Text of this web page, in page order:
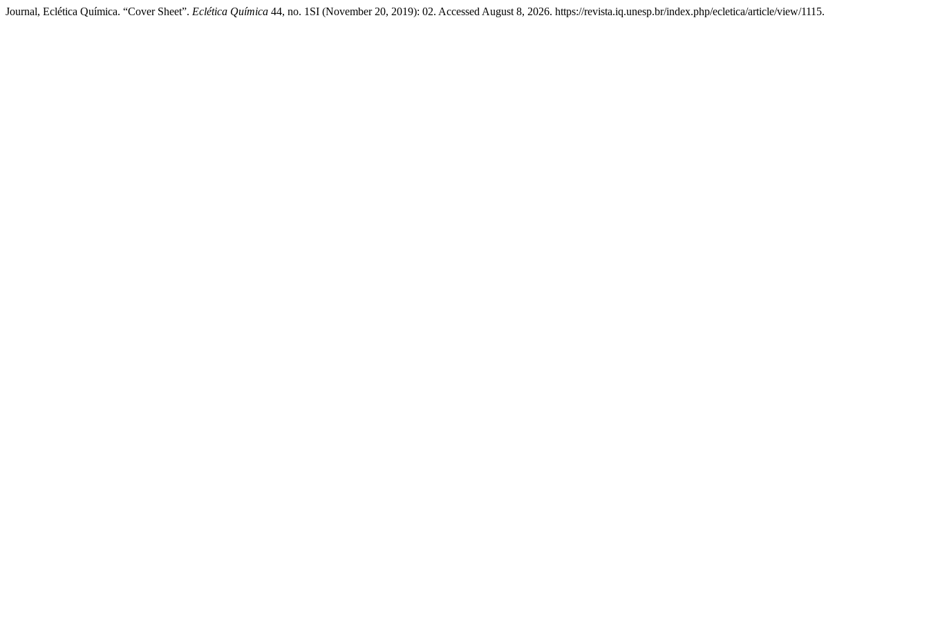
Journal, Eclética Química. “Cover Sheet”. Eclética Química 44, no. 1SI (November 20, 2019): 02. Accessed August 8, 2026. https://revista.iq.unesp.br/index.php/ecletica/article/view/1115.